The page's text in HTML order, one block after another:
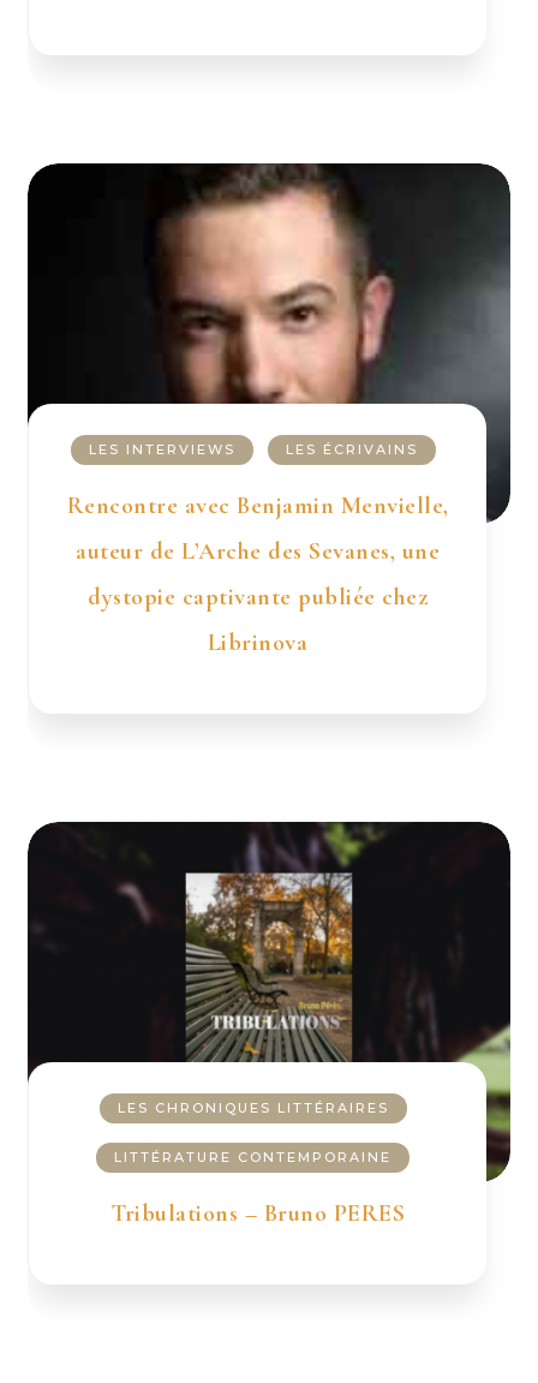
LES INTERVIEWS LES ÉCRIVAINS
Rencontre avec Benjamin Menvielle,
auteur de L’Arche des Sevanes, une
dystopie captivante publiée chez
Librinova
LES CHRONIQUES LITTÉRAIRES
LITTÉRATURE CONTEMPORAINE
Tribulations – Bruno PERES